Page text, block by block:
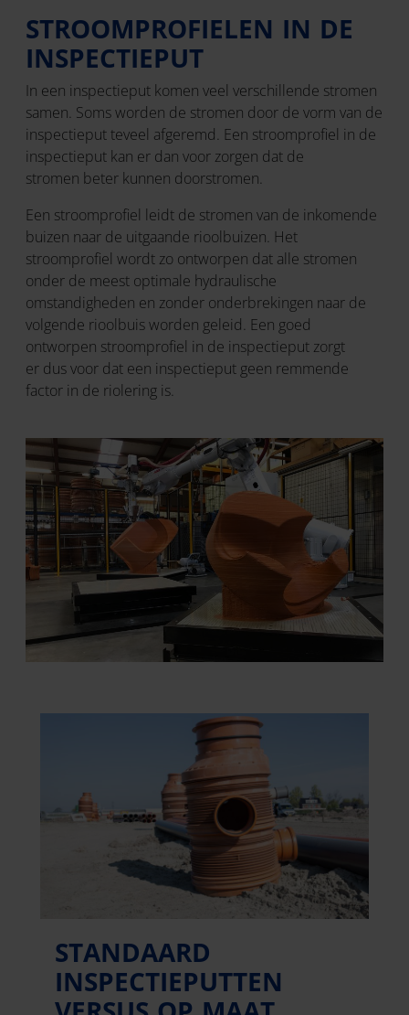
STROOMPROFIELEN IN DE
INSPECTIEPUT
In een inspectieput komen veel verschillende stromen
samen. Soms worden de stromen door de vorm van de
inspectieput teveel afgeremd. Een stroomprofiel in de
inspectieput kan er dan voor zorgen dat de
stromen beter kunnen doorstromen.
Een stroomprofiel leidt de stromen van de inkomende
buizen naar de uitgaande rioolbuizen. Het
stroomprofiel wordt zo ontworpen dat alle stromen
onder de meest optimale hydraulische
omstandigheden en zonder onderbrekingen naar de
volgende rioolbuis worden geleid. Een goed
ontworpen stroomprofiel in de inspectieput zorgt
er dus voor dat een inspectieput geen remmende
factor in de riolering is.
STANDAARD
INSPECTIEPUTTEN